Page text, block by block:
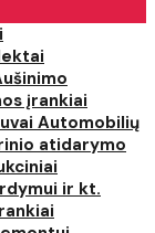
įrankiai
Automobilių
atidarymo
ir kt.